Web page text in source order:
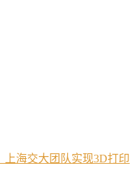
海交大团队实现3D打印